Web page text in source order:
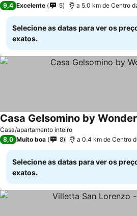
9,4 Excelente 5 a 5.0 km de Centro
Selecione as datas para ver os
exatos.
Casa/apartamento inteiro
Casa Gelsomino by
8,0 Muito boa 8 a 0.4 km de Centro
Selecione as datas para ver os
exatos.